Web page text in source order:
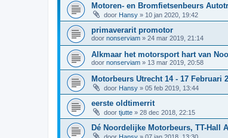
Motoren- en Bromfietsenbeurs
door Hansy » 10 jan 2020, 19:42
primaverarit promotor
door nonserviam » 24 mar 2019, 21:14
Alkmaar het motorsport hart van
door nonserviam » 13 mar 2019, 20:58
Motorbeurs Utrecht 14 - 17 Februari
door Hansy » 05 feb 2019, 13:44
eerste oldtimerrit
door tjutte » 28 dec 2018, 22:15
Dé Noordelijke Motorbeurs, TT-Hall
door Hansy » 07 jan 2018, 13:30